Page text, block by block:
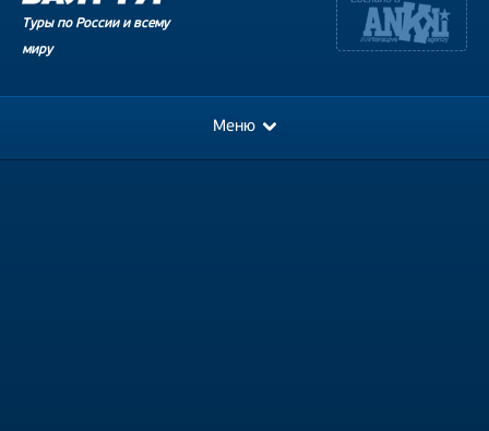
Туры по России и всему
миру
Меню